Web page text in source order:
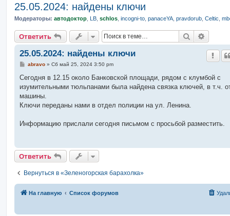
25.05.2024: найдены ключи
Модераторы: автодоктор LB schlos incogni-to panaceYA pravdorub Celtic
Ответить Поиск
25.05.2024: найдены ключи
С
о
щ
е
и
abravo» Сб май 25, 2024 3:50 pm
Сегодня в 12.15 около Банковской площади, рядом с клумбой с
изумительными тюльпанами была найдена связка ключей, в т.ч.
машины.
Ключи переданы нами в отдел полиции на ул. Ленина.
Информацию прислали сегодня письмом с просьбой разместить.
Ответить
Вернуться в «Зеленогорская барахолка»
На главную Список форумов